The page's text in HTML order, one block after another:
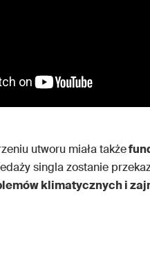
utworu miała także
singla zostanie
klimatycznych i